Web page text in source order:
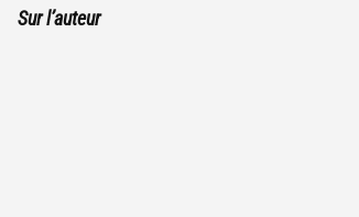
Sur l’auteur